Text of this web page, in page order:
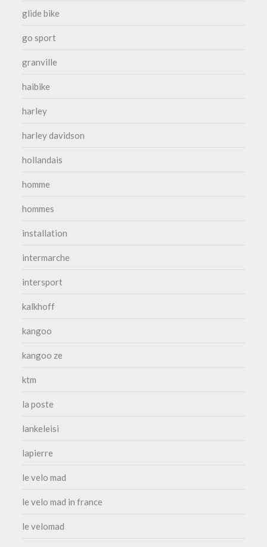
glide bike
go sport
granville
haibike
harley
harley davidson
hollandais
homme
hommes
installation
intermarche
intersport
kalkhoff
kangoo
kangoo ze
ktm
la poste
lankeleisi
lapierre
le velo mad
le velo mad in france
le velomad